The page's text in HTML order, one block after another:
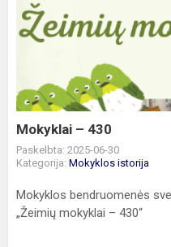
–
430
Mokyklai – 430
Paskelbta: 2025-06-30
Kategorija: Mokyklos istorija
Mokyklos bendruomenės
„Žeimių mokyklai – 430“